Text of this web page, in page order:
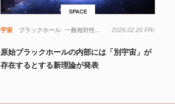
SPACE
宇宙 ブラックホール 一般相対性理論 暗黒物質 重力
2026.02.20 FRI
原始ブラックホールの内部には「別宇宙」が
存在するとする新理論が発表